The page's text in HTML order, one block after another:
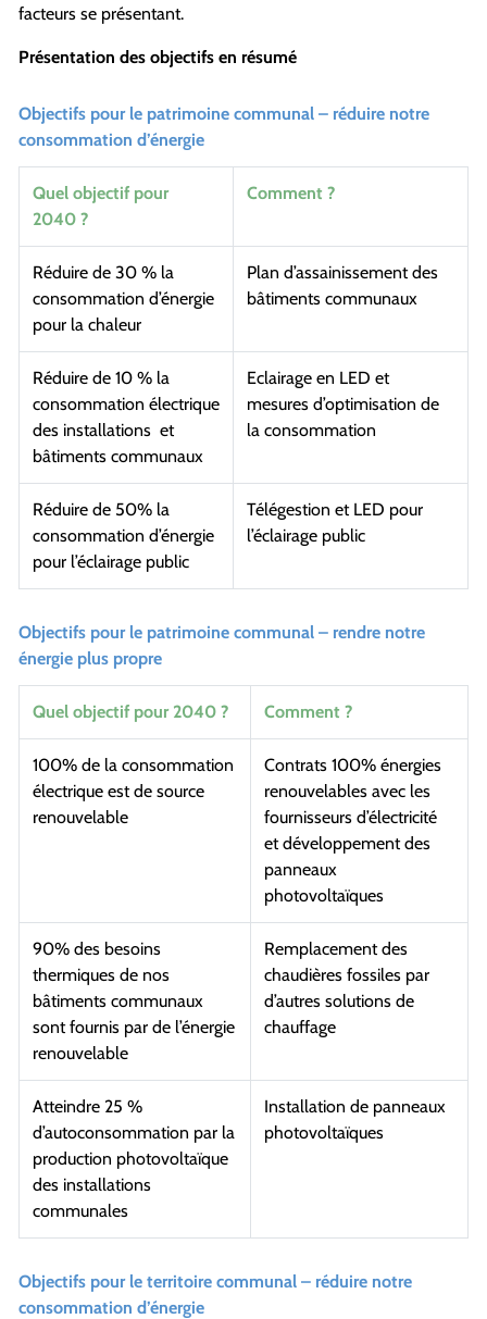
facteurs se présentant.
Présentation des objectifs en résumé
Objectifs pour le patrimoine communal – réduire notre
consommation d’énergie
Quel objectif pour
2040 ?
Comment ?
Réduire de 30 % la
consommation d’énergie
pour la chaleur
Plan d’assainissement des
bâtiments communaux
Réduire de 10 % la
consommation électrique
des installations et
bâtiments communaux
Eclairage en LED et
mesures d’optimisation de
la consommation
Réduire de 50% la
consommation d’énergie
pour l’éclairage public
Télégestion et LED pour
l’éclairage public
Objectifs pour le patrimoine communal – rendre notre
énergie plus propre
Quel objectif pour 2040 ? Comment ?
100% de la consommation
électrique est de source
renouvelable
Contrats 100% énergies
renouvelables avec les
fournisseurs d’électricité
et développement des
panneaux
photovoltaïques
90% des besoins
thermiques de nos
bâtiments communaux
sont fournis par de l’énergie
renouvelable
Remplacement des
chaudières fossiles par
d’autres solutions de
chauffage
Atteindre 25 %
d’autoconsommation par la
production photovoltaïque
des installations
communales
Installation de panneaux
photovoltaïques
Objectifs pour le territoire communal – réduire notre
consommation d’énergie